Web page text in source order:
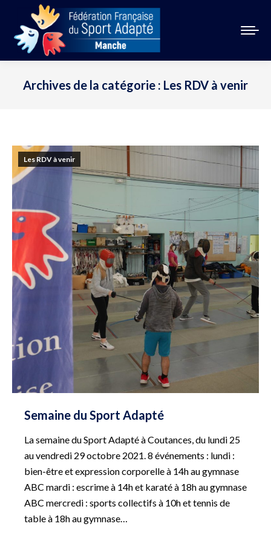
Archives de la catégorie : Les RDV à venir
Les RDV à venir
Semaine du Sport Adapté
La semaine du Sport Adapté à Coutances, du lundi 25
au vendredi 29 octobre 2021. 8 événements : lundi :
bien-être et expression corporelle à 14h au gymnase
ABC mardi : escrime à 14h et karaté à 18h au gymnase
ABC mercredi : sports collectifs à 10h et tennis de
table à 18h au gymnase…